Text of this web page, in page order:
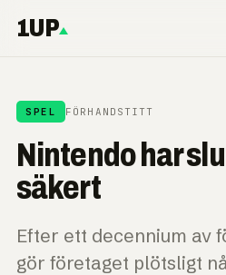
1UP
SPEL FÖRHANDSTITT
Nintendo har
säkert
Efter ett decennium av
gör företaget plötsligt